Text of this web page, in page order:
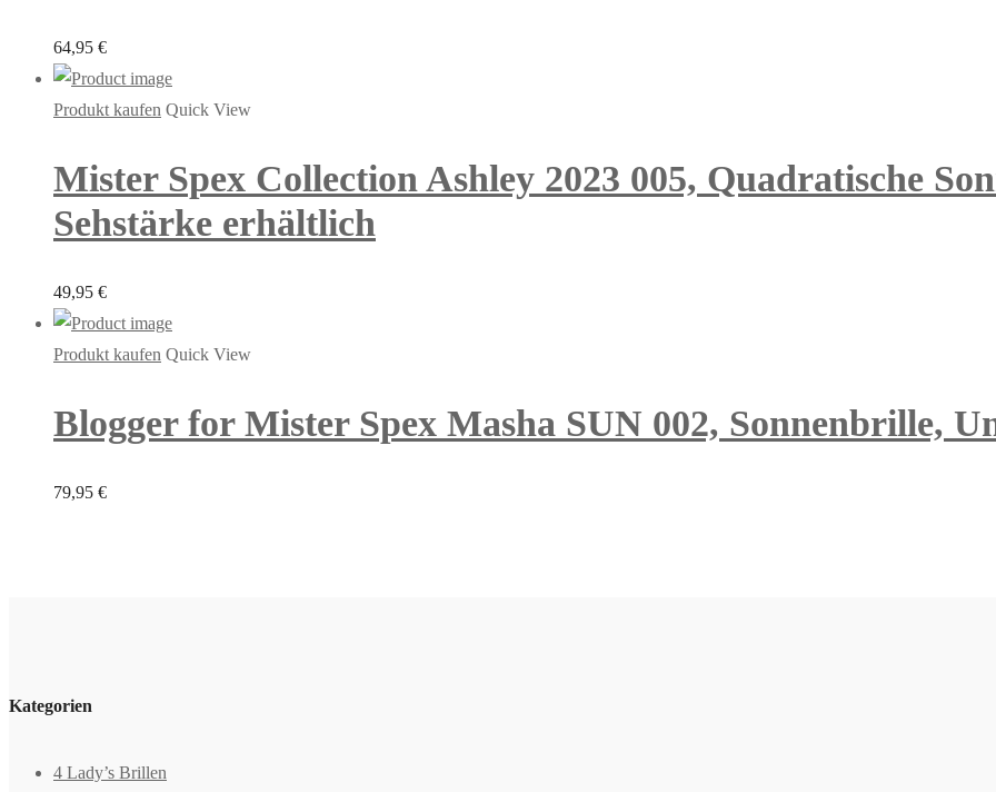
64,95 €
Produkt kaufen Quick View
Mister Spex Collection Ashley 2023 005, Quadratische
Sehstärke erhältlich
49,95 €
Produkt kaufen Quick View
Blogger for Mister Spex Masha SUN 002, Sonnenbrille,
79,95 €
Kategorien
4 Lady’s Brillen